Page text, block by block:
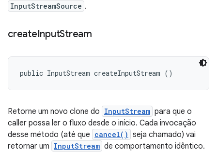
InputStreamSource .
createInputStream
public InputStream createInputStream ()
Retorne um novo clone do InputStream para que o
caller possa ler o fluxo desde o início. Cada invocação
desse método (até que cancel() seja chamado) vai
retornar um InputStream de comportamento idêntico.